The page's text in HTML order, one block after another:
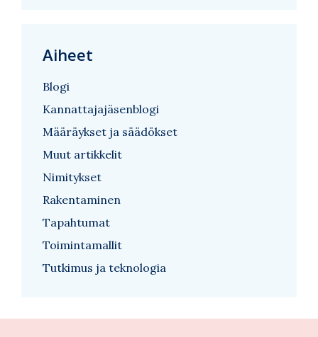
Aiheet
Blogi
Kannattajajäsenblogi
Määräykset ja säädökset
Muut artikkelit
Nimitykset
Rakentaminen
Tapahtumat
Toimintamallit
Tutkimus ja teknologia